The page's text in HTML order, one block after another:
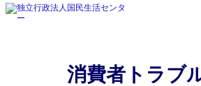
消費者トラブ